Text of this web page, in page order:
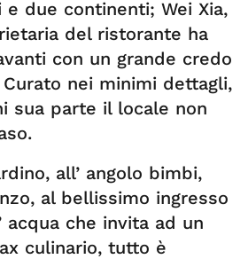
e due continenti; Wei Xia,
del ristorante ha
con un grande credo
nei minimi dettagli,
sua parte il locale non
all’ angolo bimbi,
al bellissimo ingresso
acqua che invita ad un
culinario, tutto è